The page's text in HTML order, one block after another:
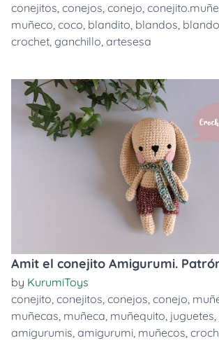
conejitos, conejos, conejo,
muñeco, coco, blandito, blandos, blando
crochet, ganchillo, artesesa
Amit el conejito Amigurumi.
by KurumiToys
conejito, conejitos, conejos, conejo,
muñecas, muñeca, muñequito, juguetes,
amigurumis, amigurumi, muñecos,